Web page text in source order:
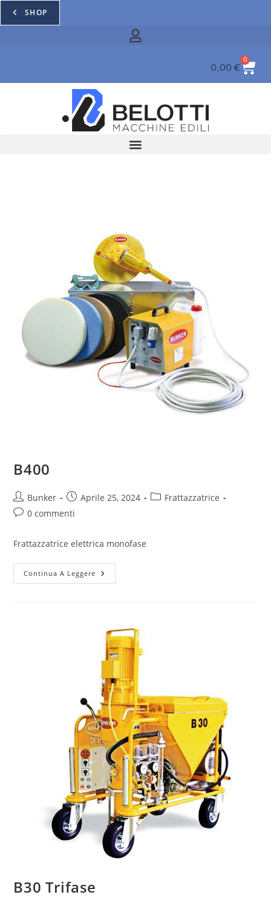
SHOP
0,00€
0
B400
Bunker Aprile 25, 2024
Frattazzatrice
0 commenti
Frattazzatrice elettrica monofase
Continua A Leggere
B30 Trifase